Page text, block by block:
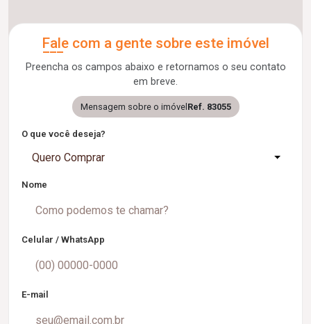
Fale com a gente sobre este imóvel
Preencha os campos abaixo e retornamos o seu contato
em breve.
Mensagem sobre o imóvel Ref. 83055
O que você deseja?
Quero Comprar
Nome
Celular / WhatsApp
E-mail